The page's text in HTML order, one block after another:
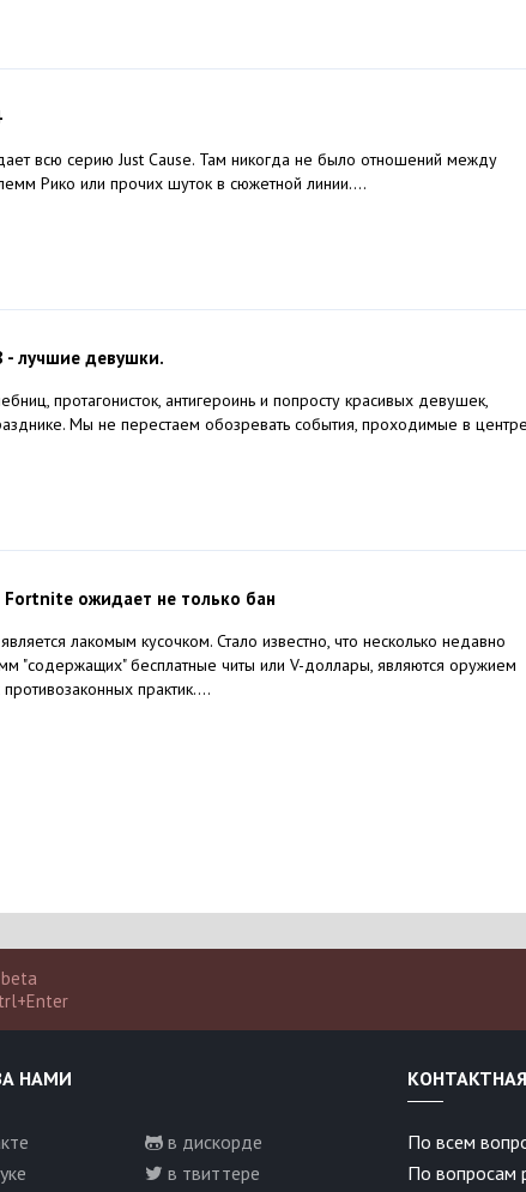
всю серию Just Cause. Там никогда не было отношений между
Рико или прочих шуток в сюжетной линии....
лучшие девушки.
протагонисток, антигероинь и попросту красивых девушек,
Мы не перестаем обозревать события, проходимые в центре
ожидает не только бан
лакомым кусочком. Стало известно, что несколько недавно
"содержащих" бесплатные читы или V-доллары, являются оружием
практик....
НАМИ
в дискорде
в твиттере
По всем
По вопросам